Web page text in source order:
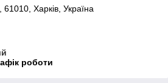
61010, Харків, Україна
роботи